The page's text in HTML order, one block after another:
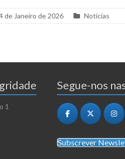
de Janeiro de 2026 Notícias
1
Segue-nos
Subscrever